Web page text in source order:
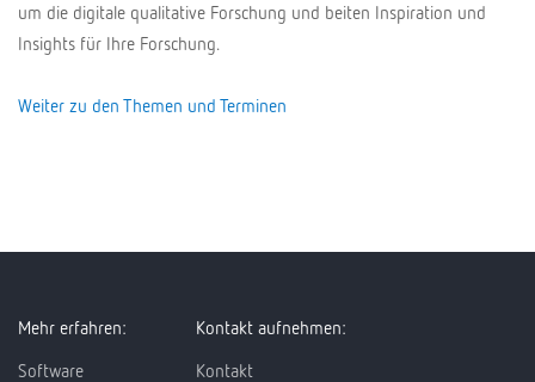
um die digitale qualitative Forschung und beiten Inspiration und
Insights für Ihre Forschung.
Weiter zu den Themen und Terminen
Mehr erfahren:
Software
Kontakt aufnehmen:
Kontakt